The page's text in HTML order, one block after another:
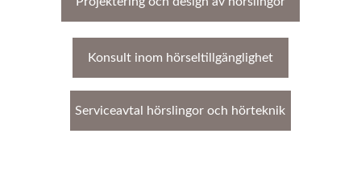
Konsult inom hörseltillgänglighet
Serviceavtal hörslingor och hörteknik